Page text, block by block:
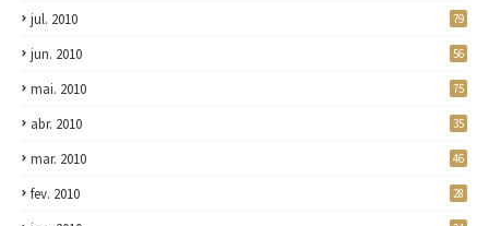
jul. 2010 79
jun. 2010 56
mai. 2010 75
abr. 2010 35
mar. 2010 46
fev. 2010 28